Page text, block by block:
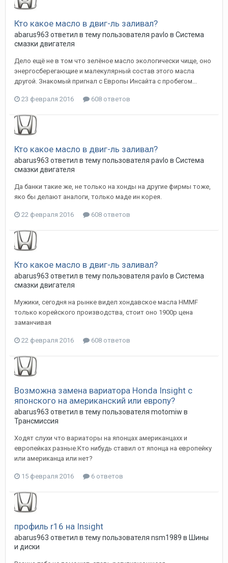
Кто какое масло в двиг-ль заливал?
abarus963 ответил в тему пользователя pavlo в Система
смазки двигателя
Дело ещё не в том что зелёное масло экологически чище, оно
энергосберегающие и малекулярный состав этого масла
другой. Знакомый пригнал с Европы Инсайта с пробегом...
23 февраля 2016 608 ответов
Кто какое масло в двиг-ль заливал?
abarus963 ответил в тему пользователя pavlo в Система
смазки двигателя
Да банки такие же, не только на хонды на другие фирмы тоже,
яко бы делают аналоги, только маде ин корея.
22 февраля 2016 608 ответов
Кто какое масло в двиг-ль заливал?
abarus963 ответил в тему пользователя pavlo в Система
смазки двигателя
Мужики, сегодня на рынке видел хондавское масла HMMF
только корейского производства, стоит оно 1900р цена
заманчивая
22 февраля 2016 608 ответов
Возможна замена вариатора Honda Insight с
японского на американский или европу?
abarus963 ответил в тему пользователя motomiw в
Трансмиссия
Ходят слухи что вариаторы на японцах американцахх и
европейках разные.Кто нибудь ставил от японца на европейку
или американца или нет?
15 февраля 2016 6 ответов
профиль r16 на Insight
abarus963 ответил в тему пользователя nsm1989 в Шины
и диски